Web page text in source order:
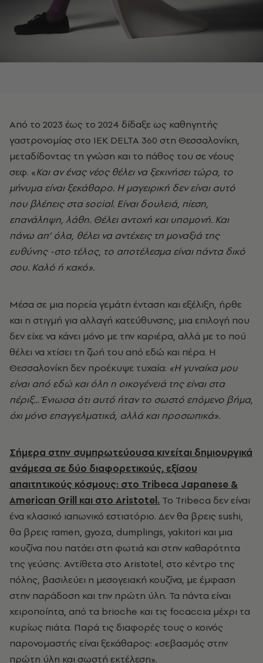
Από το 2023 έως το 2024 δίδαξε ως καθηγητής
γαστρονομίας στο IEK DELTA 360 στη Θεσσαλονίκη,
μεταδίδοντας τη γνώση και το πάθος του σε νέους
σεφ. «Και αν ένας νέος θέλει να ξεκινήσει τώρα, το
μήνυμα είναι ξεκάθαρο. Η μαγειρική δεν είναι αυτό
που βλέπεις στα social. Είναι δουλειά, πίεση,
επανάληψη, λάθη. Θέλει αντοχή και υπομονή. Και
πάνω απ’ όλα, θέλει να αντέχεις τη μοναξιά της
ευθύνης -στο τέλος, το αποτέλεσμα είναι πάντα δικό
σου. Καλό ή κακό».
Μέσα σε μια πορεία γεμάτη ένταση και εξέλιξη, ήρθε
και η στιγμή για αλλαγή κατεύθυνσης, μια επιλογή που
δεν είχε να κάνει μόνο με την καριέρα, αλλά με το πού
θέλει να χτίσει τη ζωή του από εδώ και πέρα. Η
Θεσσαλονίκη δεν προέκυψε τυχαία: «Η γυναίκα μου
είναι από εδώ και όλη η οικογένειά της είναι στα
πέριξ... Ένιωσα ότι αυτό ήταν το σωστό επόμενο βήμα,
όχι μόνο επαγγελματικά, αλλά και προσωπικά».
Σήμερα στην συμπρωτεύουσα κινείται δημιουργικά
ανάμεσα σε δύο διαφορετικούς, εξίσου
απαιτητικούς κόσμους: στο Tribeca Japanese &
American Grill και στο Aristotel. Το Tribeca δεν είναι
ένα κλασικό ιαπωνικό εστιατόριο. Δεν θα βρεις sushi,
θα βρεις ramen, gyoza, dumplings, yakitori και μια
κουζίνα που πατάει στη φωτιά και στην καθαρότητα
της γεύσης. Αντίθετα στο Aristotel, στο κέντρο της
πόλης, βασιλεύει η μεσογειακή κουζίνα, με έμφαση
στην παράδοση και την πρώτη ύλη. Τα πάντα είναι
χειροποίητα, από τα brioche και τις focaccia μέχρι τα
κυρίως πιάτα. Παρά τις διαφορές τους ο κοινός
παρονομαστής είναι ξεκάθαρος: «σεβασμός στην
πρώτη ύλη και σωστή εκτέλεση».